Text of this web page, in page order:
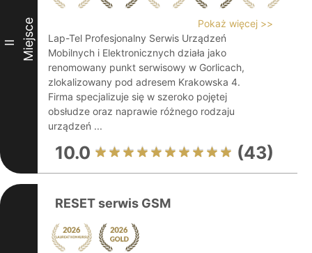
II Miejsce
Pokaż więcej >>
Lap-Tel Profesjonalny Serwis Urządzeń
Mobilnych i Elektronicznych działa jako
renomowany punkt serwisowy w Gorlicach,
zlokalizowany pod adresem Krakowska 4.
Firma specjalizuje się w szeroko pojętej
obsłudze oraz naprawie różnego rodzaju
urządzeń ...
10.0 (43)
RESET serwis GSM